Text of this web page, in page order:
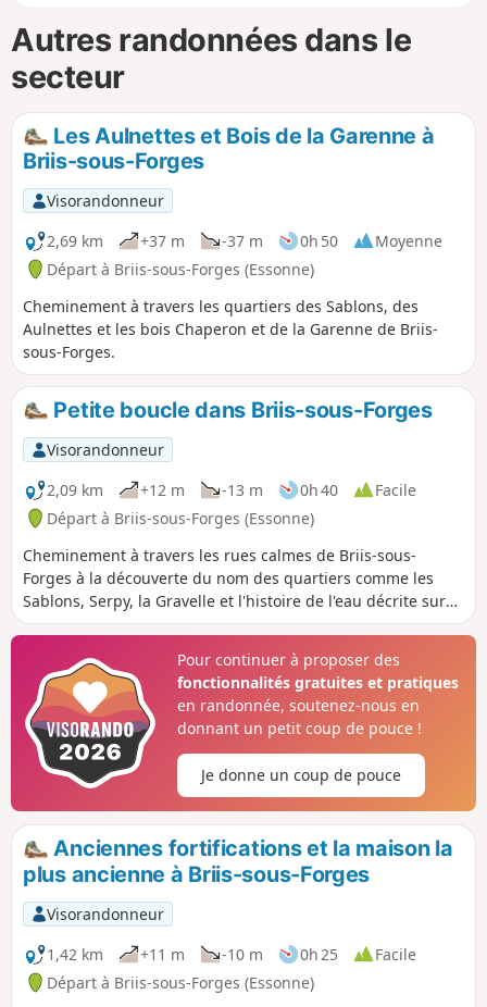
Autres randonnées dans le
secteur
Les Aulnettes et Bois de la Garenne à
Briis-sous-Forges
Visorandonneur
2,69 km
+37 m -37 m 0h 50
Moyenne
Départ à Briis-sous-Forges (Essonne)
Cheminement à travers les quartiers des Sablons, des
Aulnettes et les bois Chaperon et de la Garenne de Briis-
sous-Forges.
Petite boucle dans Briis-sous-Forges
Visorandonneur
2,09 km
+12 m -13 m 0h 40
Facile
Départ à Briis-sous-Forges (Essonne)
Cheminement à travers les rues calmes de Briis-sous-
Forges à la découverte du nom des quartiers comme les
Sablons, Serpy, la Gravelle et l'histoire de l'eau décrite sur
les panneaux informatifs notamment à la hauteur du
Pour continuer à proposer des
fonctionnalités gratuites et pratiques
en randonnée, soutenez-nous en
donnant un petit coup de pouce !
Je donne un coup de pouce
Anciennes fortifications et la maison la
plus ancienne à Briis-sous-Forges
Visorandonneur
1,42 km
+11 m -10 m 0h 25
Facile
Départ à Briis-sous-Forges (Essonne)